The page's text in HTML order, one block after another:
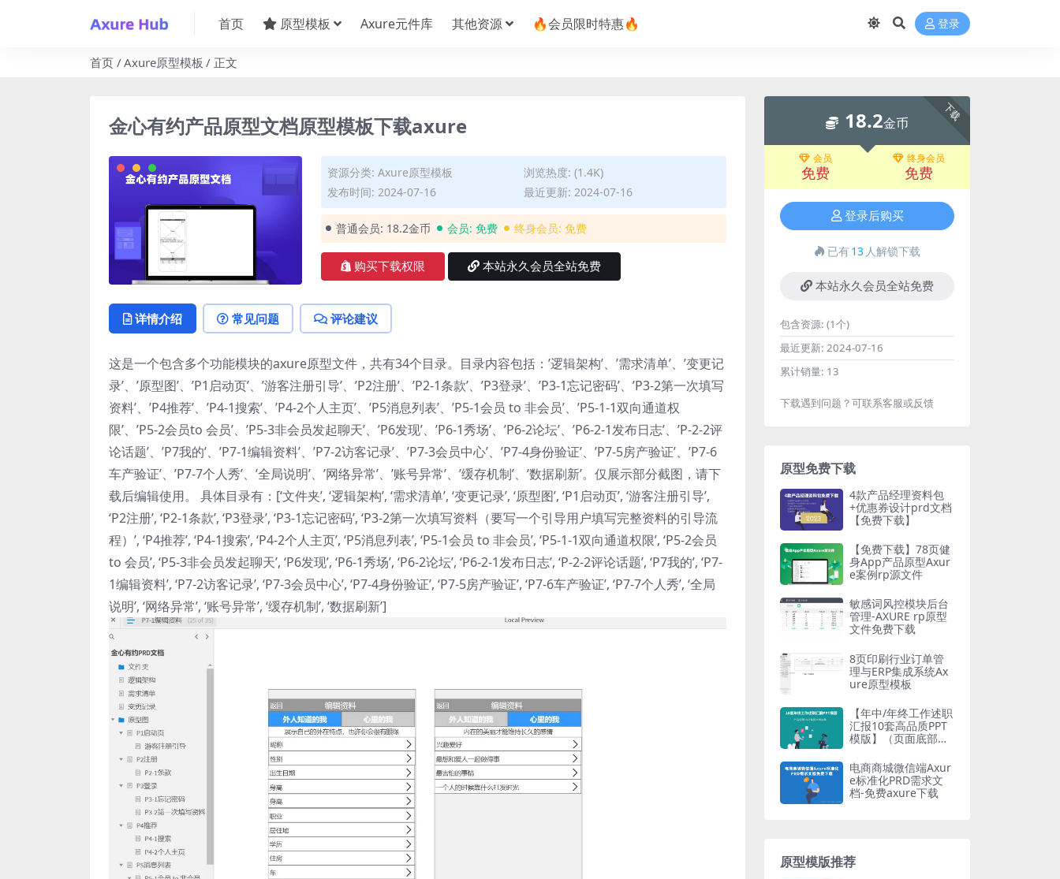
首页 原型模板 Axure元件库 其他资源 🔥会员限时特惠🔥 登录
首页 Axure原型模板 正文
金心有约产品原型文档原型模板下载axure
资源分类: Axure原型模板
浏览热度: (1.4K)
发布时间: 2024-07-16
最近更新: 2024-07-16
普通会员: 18.2金币 会员: 免费 终身会员: 免费
购买下载权限 本站永久会员全站免费
详情介绍 常见问题 评论建议
这是一个包含多个功能模块的axure原型文件，共有34个目录。目录内容包括：’逻辑架构’、’需求清单’、’变更记
录’、’原型图’、’P1启动页’、’游客注册引导’、’P2注册’、’P2-1条款’、’P3登录’、’P3-1忘记密码’、’P3-2第一次填写
资料’、’P4推荐’、’P4-1搜索’、’P4-2个人主页’、’P5消息列表’、’P5-1会员 to 非会员’、’P5-1-1双向通道权
限’、’P5-2会员to 会员’、’P5-3非会员发起聊天’、’P6发现’、’P6-1秀场’、’P6-2论坛’、’P6-2-1发布日志’、’P-2-2评
论话题’、’P7我的’、’P7-1编辑资料’、’P7-2访客记录’、’P7-3会员中心’、’P7-4身份验证’、’P7-5房产验证’、’P7-6
车产验证’、’P7-7个人秀’、’全局说明’、’网络异常’、’账号异常’、’缓存机制’、’数据刷新’。仅展示部分截图，请下
载后编辑使用。 具体目录有：[‘文件夹’, ‘逻辑架构’, ‘需求清单’, ‘变更记录’, ‘原型图’, ‘P1启动页’, ‘游客注册引导’,
‘P2注册’, ‘P2-1条款’, ‘P3登录’, ‘P3-1忘记密码’, ‘P3-2第一次填写资料（要写一个引导用户填写完整资料的引导流
程）’, ‘P4推荐’, ‘P4-1搜索’, ‘P4-2个人主页’, ‘P5消息列表’, ‘P5-1会员 to 非会员’, ‘P5-1-1双向通道权限’, ‘P5-2会员
to 会员’, ‘P5-3非会员发起聊天’, ‘P6发现’, ‘P6-1秀场’, ‘P6-2论坛’, ‘P6-2-1发布日志’, ‘P-2-2评论话题’, ‘P7我的’, ‘P7-
1编辑资料’, ‘P7-2访客记录’, ‘P7-3会员中心’, ‘P7-4身份验证’, ‘P7-5房产验证’, ‘P7-6车产验证’, ‘P7-7个人秀’, ‘全局
说明’, ‘网络异常’, ‘账号异常’, ‘缓存机制’, ‘数据刷新’]
下载
18.2金币
会员
免费
终身会员
免费
登录后购买
已有13 人解锁下载
本站永久会员全站免费
包含资源: (1个)
最近更新: 2024-07-16
累计销量: 13
下载遇到问题？可联系客服或反馈
原型免费下载
4款产品经理资料包
+优惠券设计prd文档
【免费下载】
【免费下载】78页健
身App产品原型Axur
e案例rp源文件
敏感词风控模块后台
管理-AXURE rp原型
文件免费下载
8页印刷行业订单管
理与ERP集成系统Ax
ure原型模板
【年中/年终工作述职
汇报10套高品质PPT
模版】（页面底部免
23最新文档合集
电商商城微信端Axur
e标准化PRD需求文
档-免费axure下载
原型模版推荐